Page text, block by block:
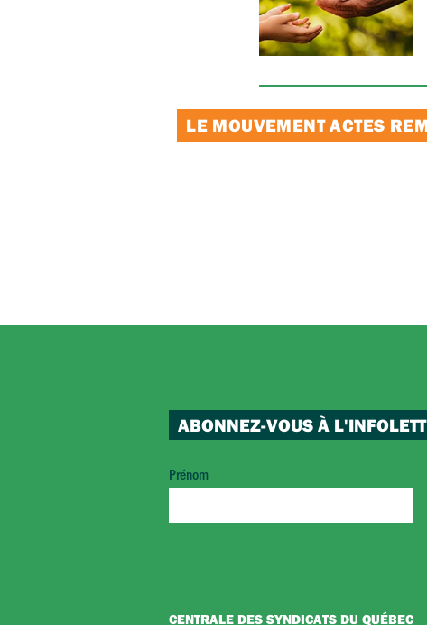
LE MOUVEMENT ACTES
ABONNEZ-VOUS À
Prénom
CENTRALE DES SYNDICATS DU QUÉBEC